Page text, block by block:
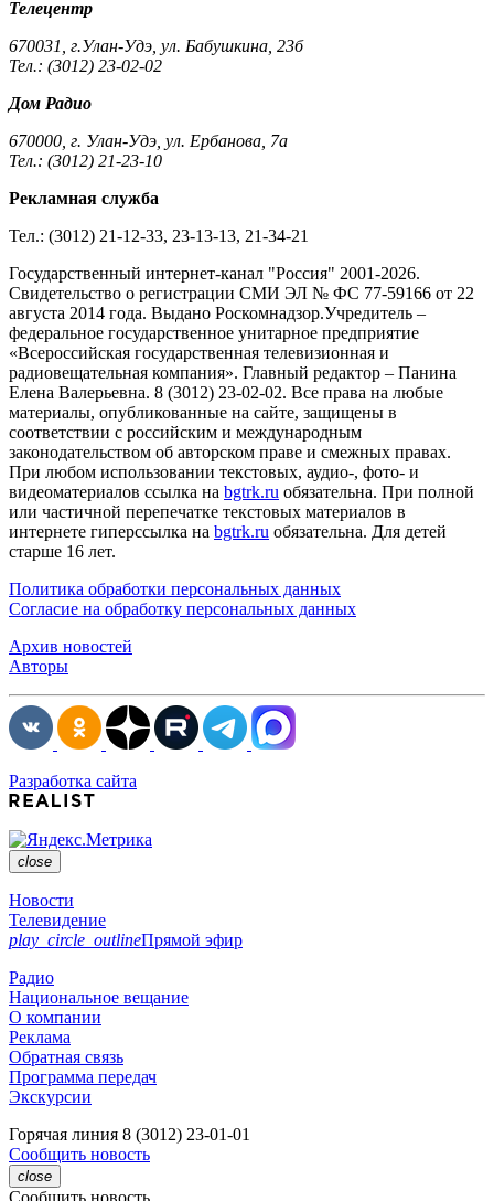
Телецентр
670031, г.Улан-Удэ, ул. Бабушкина, 23б
Тел.: (3012) 23-02-02
Дом Радио
670000, г. Улан-Удэ, ул. Ербанова, 7а
Тел.: (3012) 21-23-10
Рекламная служба
Тел.: (3012) 21-12-33, 23-13-13, 21-34-21
Государственный интернет-канал "Россия" 2001-2026.
Cвидетельство о регистрации СМИ ЭЛ № ФС 77-59166 от 22
августа 2014 года. Выдано Роскомнадзор.Учредитель –
федеральное государственное унитарное предприятие
«Всероссийская государственная телевизионная и
радиовещательная компания». Главный редактор – Панина
Елена Валерьевна. 8 (3012) 23-02-02. Все права на любые
материалы, опубликованные на сайте, защищены в
соответствии с российским и международным
законодательством об авторском праве и смежных правах.
При любом использовании текстовых, аудио-, фото- и
видеоматериалов ссылка на bgtrk.ru обязательна. При полной
или частичной перепечатке текстовых материалов в
интернете гиперссылка на bgtrk.ru обязательна. Для детей
старше 16 лет.
Политика обработки персональных данных
Согласие на обработку персональных данных
Архив новостей
Авторы
Разработка сайта
close
Новости
Телевидение
play_circle_outlineПрямой эфир
Радио
Национальное вещание
О компании
Реклама
Обратная связь
Программа передач
Экскурсии
Горячая линия 8 (3012) 23-01-01
Сообщить новость
close
Сообщить новость